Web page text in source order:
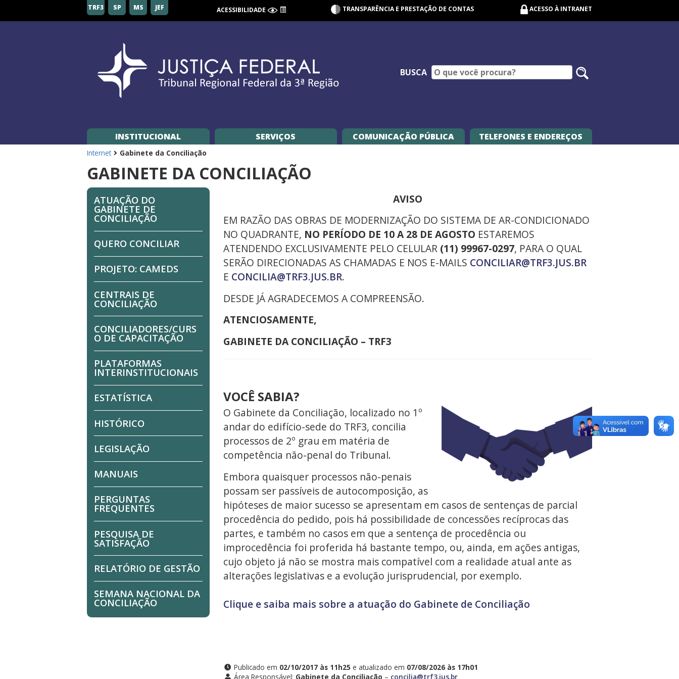
Federal
TRF3 SP MS JEF ACESSIBILIDADE TRANSPARÊNCIA E PRESTAÇÃO DE CONTAS ACESSO À INTRANET
BUSCA
INSTITUCIONAL SERVIÇOS COMUNICAÇÃO PÚBLICA TELEFONES E ENDEREÇOS
Internet Gabinete da Conciliação
GABINETE DA CONCILIAÇÃO
ATUAÇÃO DO
GABINETE DE
CONCILIAÇÃO
QUERO CONCILIAR
PROJETO: CAMEDS
CENTRAIS DE
CONCILIAÇÃO
CONCILIADORES/CURS
O DE CAPACITAÇÃO
PLATAFORMAS
INTERINSTITUCIONAIS
ESTATÍSTICA
HISTÓRICO
LEGISLAÇÃO
MANUAIS
PERGUNTAS
FREQUENTES
PESQUISA DE
SATISFAÇÃO
RELATÓRIO DE GESTÃO
SEMANA NACIONAL DA
CONCILIAÇÃO
AVISO
EM RAZÃO DAS OBRAS DE MODERNIZAÇÃO DO SISTEMA DE AR-CONDICIONADO
NO QUADRANTE, NO PERÍODO DE 10 A 28 DE AGOSTO ESTAREMOS
ATENDENDO EXCLUSIVAMENTE PELO CELULAR (11) 99967-0297, PARA O QUAL
SERÃO DIRECIONADAS AS CHAMADAS E NOS E-MAILS CONCILIAR@TRF3.JUS.BR
E CONCILIA@TRF3.JUS.BR.
DESDE JÁ AGRADECEMOS A COMPREENSÃO.
ATENCIOSAMENTE,
GABINETE DA CONCILIAÇÃO – TRF3
VOCÊ SABIA?
O Gabinete da Conciliação, localizado no 1º
andar do edifício-sede do TRF3, concilia
processos de 2º grau em matéria de
competência não-penal do Tribunal.
Embora quaisquer processos não-penais
possam ser passíveis de autocomposição, as
hipóteses de maior sucesso se apresentam em casos de sentenças de parcial
procedência do pedido, pois há possibilidade de concessões recíprocas das
partes, e também no casos em que a sentença de procedência ou
improcedência foi proferida há bastante tempo, ou, ainda, em ações antigas,
cujo objeto já não se mostra mais compatível com a realidade atual ante as
alterações legislativas e a evolução jurisprudencial, por exemplo.
Clique e saiba mais sobre a atuação do Gabinete de Conciliação
Publicado em 02/10/2017 às 11h25 e atualizado em 07/08/2026 às 17h01
Área Responsável: Gabinete da Conciliação – concilia@trf3.jus.br